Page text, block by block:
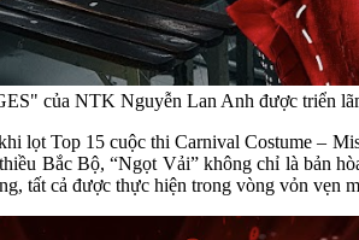
của NTK Nguyễn Lan Anh được triển
lọt Top 15 cuộc thi Carnival Costume –
Bắc Bộ, “Ngọt Vải” không chỉ là bản
tất cả được thực hiện trong vòng vỏn vẹn